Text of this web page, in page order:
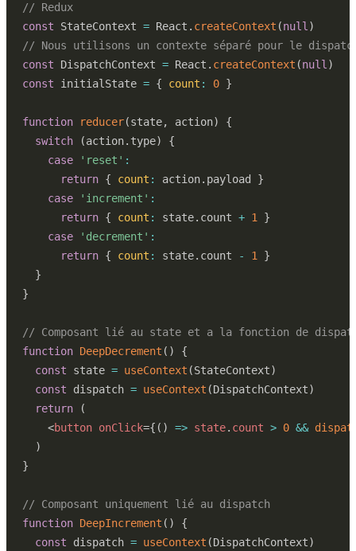
// Redux
const
StateContext = React . createContext (null )
// Nous utilisons un contexte séparé pour le
const
DispatchContext = React . createContext (null )
const initialState = { count : 0 }
function reducer(state, action)
{
switch
(action. type)
{
case
'reset' :
return { count : action. payload
}
case
'increment' :
return { count : state. count + 1
}
case
'decrement' :
return { count : state. count - 1
}
}
}
// Composant lié au state et a la fonction de
function DeepDecrement ( )
{
const state = useContext (StateContext)
const dispatch = useContext (DispatchContext)
return
(
<button onClick={ ( ) => state. count > 0 &&
)
}
// Composant uniquement lié au dispatch
function DeepIncrement ( )
{
const dispatch = useContext (DispatchContext)